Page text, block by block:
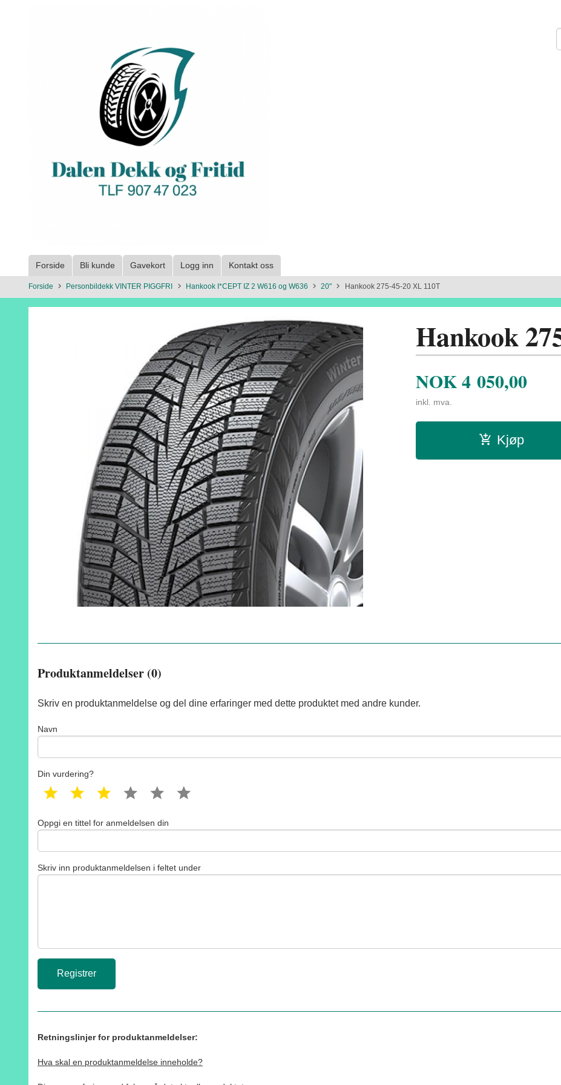
Forside Bli kunde Gavekort Logg inn Kontakt oss
Forside Personbildekk VINTER PIGGFRI Hankook I*CEPT IZ 2 W616 og W636 20" Hankook 275-45-20 XL 110T
Hankook
NOK4 050,00
inkl. mva.
Kjøp
Produktanmeldelser (0)
Skriv en produktanmeldelse og del dine erfaringer med dette produktet med andre kunder.
Navn
Din vurdering?
1 star 2 star 3 star 4 star 5 star
Oppgi en tittel for anmeldelsen din
Skriv inn produktanmeldelsen i feltet under
Retningslinjer for produktanmeldelser:
Hva skal en produktanmeldelse inneholde?